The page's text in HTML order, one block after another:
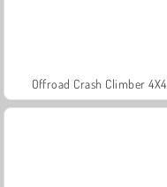
Offroad Crash Climber 4X4